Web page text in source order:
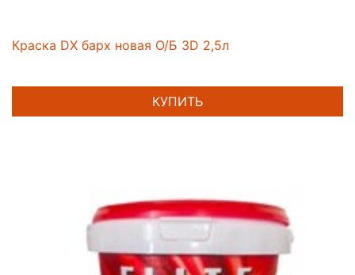
Краска DX барх новая О/Б 3D 2,5л
КУПИТЬ